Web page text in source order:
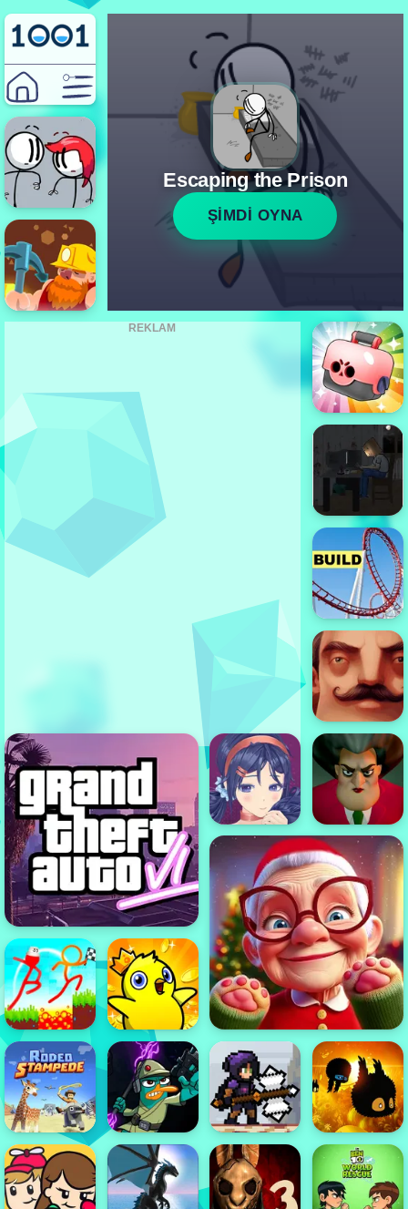
Escaping the Prison
ŞİMDİ OYNA
REKLAM